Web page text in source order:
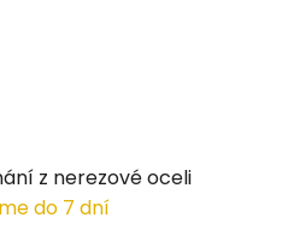
z nerezové oceli
do 7 dní